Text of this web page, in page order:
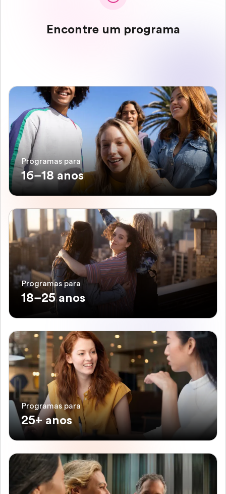
Encontre um programa
Programas para
16–18 anos
Programas para
18–25 anos
Programas para
25+ anos